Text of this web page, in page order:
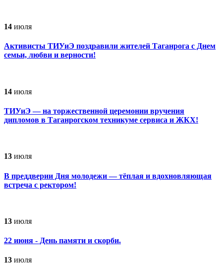
14 июля
Активисты ТИУиЭ поздравили жителей Таганрога с Днем
семьи, любви и верности!
14 июля
ТИУиЭ — на торжественной церемонии вручения
дипломов в Таганрогском техникуме сервиса и ЖКХ!
13 июля
В преддверии Дня молодежи — тёплая и вдохновляющая
встреча с ректором!
13 июля
22 июня - День памяти и скорби.
13 июля